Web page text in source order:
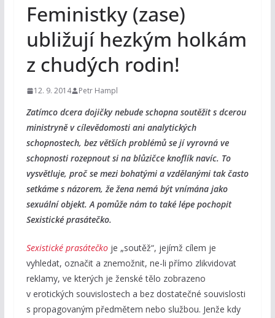
Feministky (zase)
ubližují hezkým holkám
z chudých rodin!
12. 9. 2014 Petr Hampl
Zatímco dcera dojičky nebude schopna soutěžit s dcerou
ministryně v cílevědomosti ani analytických
schopnostech, bez větších problémů se jí vyrovná ve
schopnosti rozepnout si na blůzičce knoflík navíc. To
vysvětluje, proč se mezi bohatými a vzdělanými tak často
setkáme s názorem, že žena nemá být vnímána jako
sexuální objekt. A pomůže nám to také lépe pochopit
Sexistické prasátečko.
Sexistické prasátečkoje „soutěž“, jejímž cílem je
vyhledat, označit a znemožnit, ne-li přímo zlikvidovat
reklamy, ve kterých je ženské tělo zobrazeno
v erotických souvislostech a bez dostatečné souvislosti
s propagovaným předmětem nebo službou. Jenže kdy